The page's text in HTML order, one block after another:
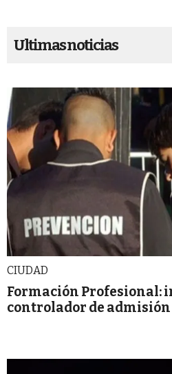
Ultimas noticias
CIUDAD
Formación Profesional:
controlador de